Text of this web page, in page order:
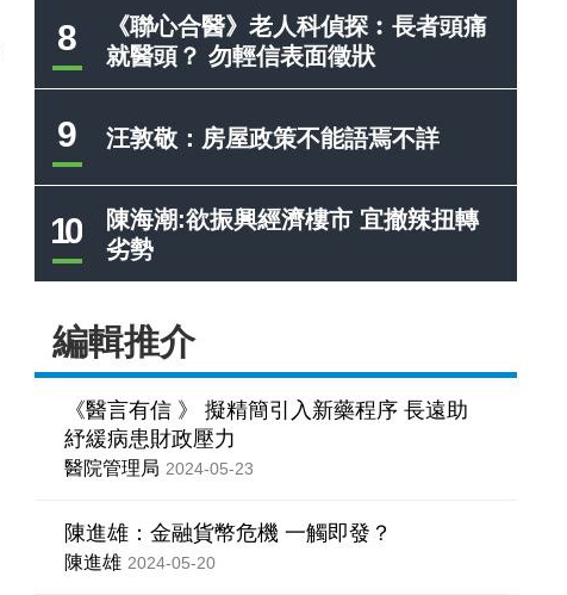
8
《聯心合醫》老人科偵探︰長者頭痛
就醫頭？ 勿輕信表面徵狀
9 汪敦敬：房屋政策不能語焉不詳
10
陳海潮:欲振興經濟樓市 宜撤辣扭轉
劣勢
編輯推介
《醫言有信 》 擬精簡引入新藥程序 長遠助
紓緩病患財政壓力
醫院管理局 2024-05-23
陳進雄：金融貨幣危機 一觸即發？
陳進雄 2024-05-20